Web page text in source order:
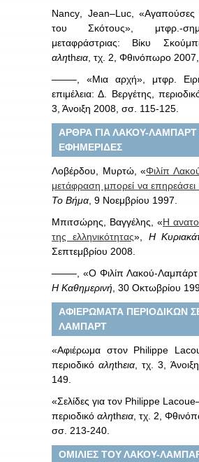
Nancy
Jean–Luc,
του Σκότους», μτφρ.-
μεταφράστριας: Βίκυ
αληthεια , τχ. 2, Φθινόπωρο
——–, «Μια αρχή», μτφρ.
επιμέλεια: Δ. Βεργέτης,
3, Άνοιξη 2008, σσ. 115-125.
ΑΡΘΡΑ ΓΙΑ ΛΑΚΟΥ-ΛΑΜΠΑΡΤ
ΕΦΗΜΕΡΙΔΕΣ
Λοβέρδου, Μυρτώ, «Φιλίπ
μετάφραση μπορεί να επηρεάσει
Το Βήμα , 9 Νοεμβρίου 1997.
Μπιτσώρης, Βαγγέλης, «Η
της ελληνικότητας», Η
Σεπτεμβρίου 2008.
——–, «Ο Φιλίπ Λακού-Λαμπάρτ
Η Καθημερινή , 30 Οκτωβρίου
ΑΦΙΕΡΩΜΑΤΑ ΠΕΡΙΟΔΙΚΩΝ
ΛΑΜΠΑΡΤ
«Αφιέρωμα στον Philippe
περιοδικόαληthεια , τχ. 3,
149.
«Σελίδες για τον Philippe Lacoue
περιοδικό αληthεια , τχ. 2,
σσ. 213-240.
ΟΜΙΛΙΕΣ ΤΟΥ ΛΑΚΟΥ-